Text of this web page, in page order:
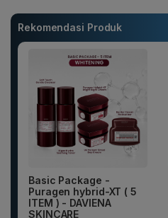
Rekomendasi Produk
Basic Package -
Puragen hybrid-XT ( 5
ITEM ) - DAVIENA
SKINCARE